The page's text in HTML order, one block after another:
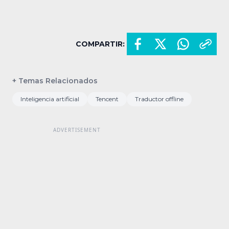
COMPARTIR:
+ Temas Relacionados
Inteligencia artificial Tencent Traductor offline